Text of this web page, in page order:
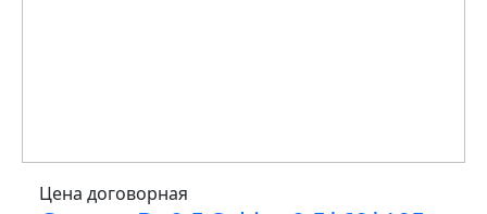
Цена договорная